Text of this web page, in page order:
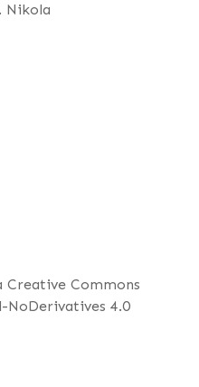
Nikola
Creative Commons
4.0